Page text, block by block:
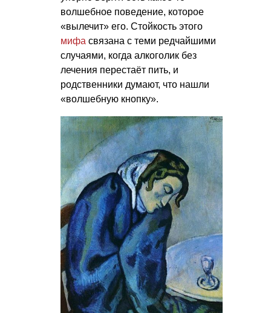
волшебное поведение, которое
«вылечит» его. Стойкость этого
мифа связана с теми редчайшими
случаями, когда алкоголик без
лечения перестаёт пить, и
родственники думают, что нашли
«волшебную кнопку».